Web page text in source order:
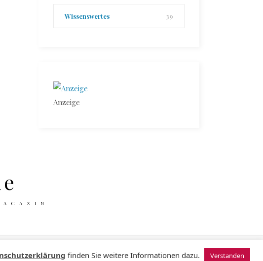
Wissenswertes 39
Anzeige
© 2024 Sugardating.de
finden Sie weitere Informationen dazu. Verstanden